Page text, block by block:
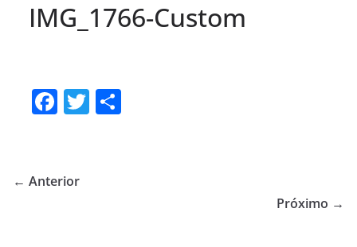
IMG_1766-Custom
F
e
T
← Anterior
Próximo →